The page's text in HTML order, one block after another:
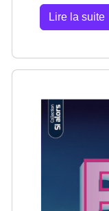
Lire la suite